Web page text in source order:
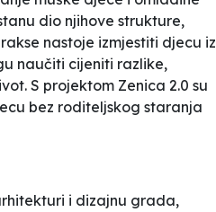
dio njihove strukture,
nastoje izmjestiti djecu iz
naučiti cijeniti razlike,
S projektom Zenica 2.0 su
bez roditeljskog staranja
i dizajnu grada,